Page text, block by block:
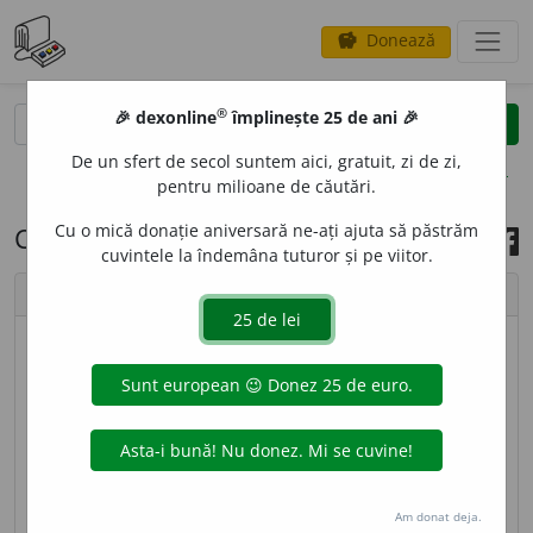
savings Donează
opțiuni
Cuvântul zilei, 3 iulie 2014
© imagine Carmen Nistor
BOULANGISM s.n.Mișcare șovinistă apărută în
Franța la sfîrșitulsec.XIX, care urmărea restaurarea
boulangisme,
cf.
🎉 dexonline® împlinește 25 de ani 🎉
De un sfert de secol suntem aici, gratuit, zi de zi,
pentru milioane de căutări.
Cu o mică donație aniversară ne-ați ajuta să păstrăm
cuvintele la îndemâna tuturor și pe viitor.
Am donat deja.